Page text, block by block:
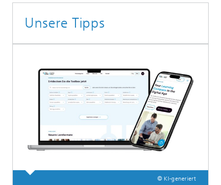
Unsere Tipps
© KI-generiert